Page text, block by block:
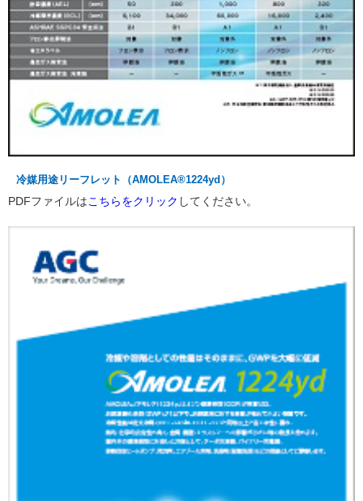
冷媒用途リーフレット（AMOLEA®1224yd）
PDFファイルはこちらをクリック してください。